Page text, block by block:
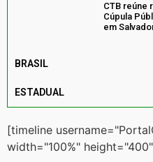
CTB reúne
Cúpula
em
BRASIL
ESTADUAL
[timeline
width="100%"